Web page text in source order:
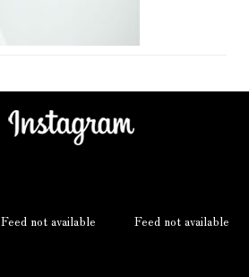
Feed not available Feed not available